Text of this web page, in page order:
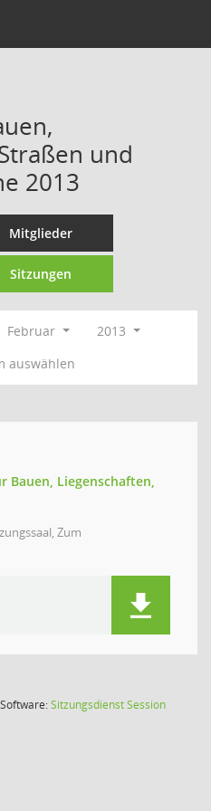
und
2013
Mitglieder
Sitzungen
Februar
2013
auswählen
Bauen, Liegenschaften,
Zum
Software:SitzungsdienstSession(Wird in